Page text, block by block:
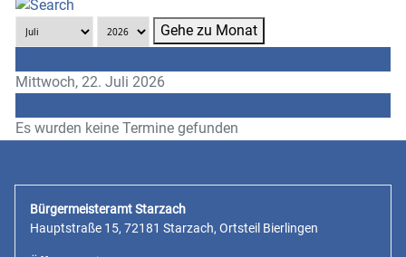
Gehe zu Monat
Mittwoch, 22. Juli 2026
Es wurden keine Termine gefunden
Bürgermeisteramt Starzach
Hauptstraße 15, 72181 Starzach, Ortsteil Bierlingen